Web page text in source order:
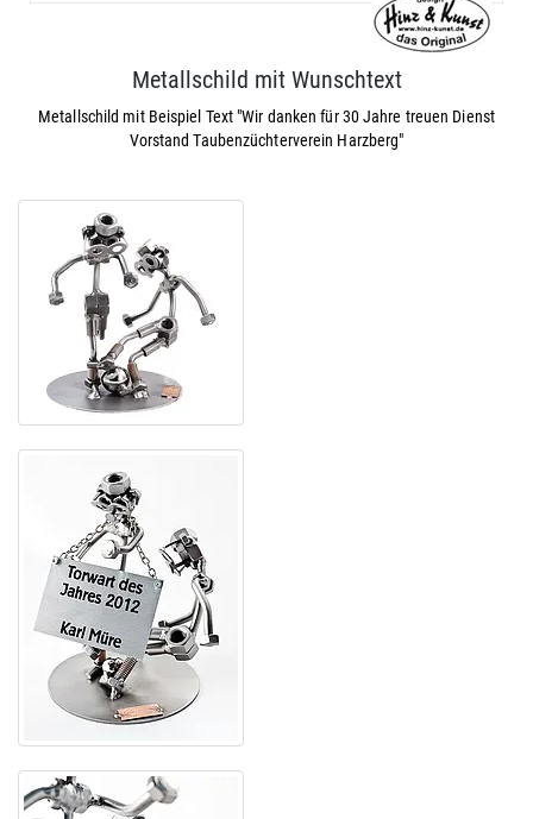
Metallschild mit Wunschtext
Metallschild mit Beispiel Text "Wir danken für 30 Jahre treuen Dienst
Vorstand Taubenzüchterverein Harzberg"